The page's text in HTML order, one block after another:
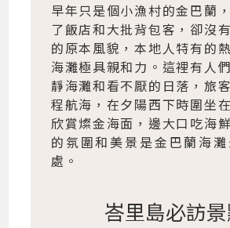
早年只是個小漁村的金巴蘭
了飯店和大批背包客，卻沒
的原本風貌，本地人特有的
海灘極具親和力。這裡有人
靜海灘和看不厭的日落，旅
程航海，在夕陽西下時圍坐
欣賞燦金海面，邊大口吃海
的氛圍和美景是金巴蘭海
處。
峇里島必訪